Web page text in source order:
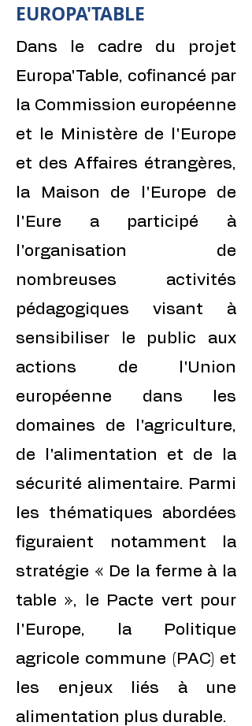
EUROPA'TABLE
Dans le cadre du projet
Europa'Table, cofinancé par
la Commission européenne
et le Ministère de l'Europe
et des Affaires étrangères,
la Maison de l'Europe de
l'Eure a participé à
l'organisation de
nombreuses activités
pédagogiques visant à
sensibiliser le public aux
actions de l'Union
européenne dans les
domaines de l'agriculture,
de l'alimentation et de la
sécurité alimentaire. Parmi
les thématiques abordées
figuraient notamment la
stratégie « De la ferme à la
table », le Pacte vert pour
l'Europe, la Politique
agricole commune (PAC) et
les enjeux liés à une
alimentation plus durable.